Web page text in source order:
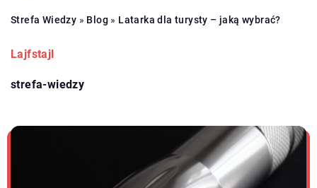
Strefa Wiedzy » Blog » Latarka dla turysty – jaką wybrać?
Lajfstajl
strefa-wiedzy